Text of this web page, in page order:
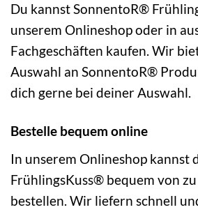
Du kannst SonnentoR®
unserem Onlineshop oder in
Fachgeschäften kaufen. Wir
Auswahl an SonnentoR®
dich gerne bei deiner Auswahl.
Bestelle bequem online
In unserem Onlineshop kannst
FrühlingsKuss® bequem von zu
bestellen. Wir liefern schnell